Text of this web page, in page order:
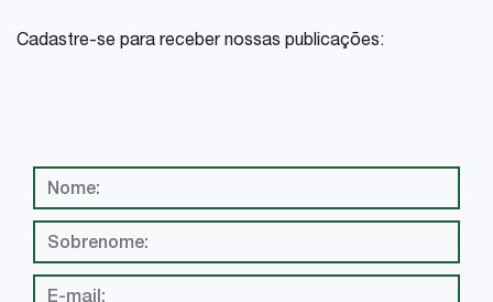
Cadastre-se para receber nossas publicações: